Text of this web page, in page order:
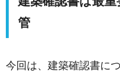
管
今回は、建築確認書に